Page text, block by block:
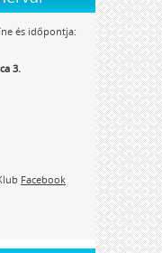
és időpontja:
3.
Facebook